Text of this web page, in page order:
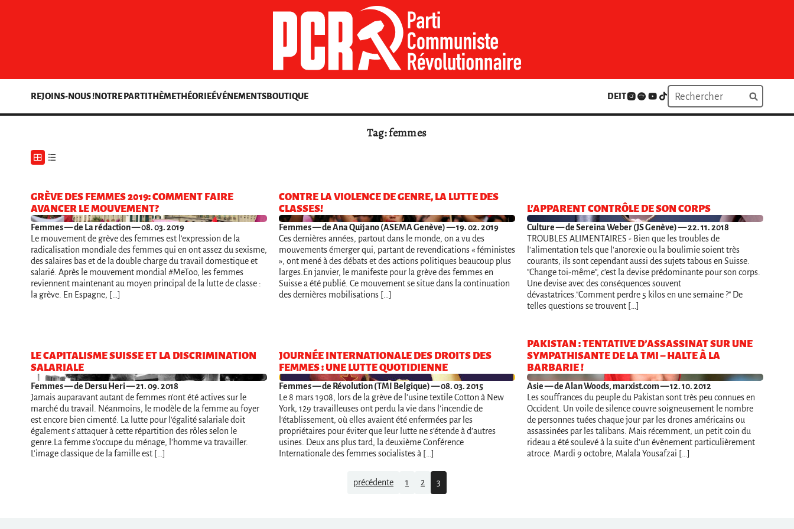
REJOINS-NOUS !NOTRE PARTITHÈMETHÉORIEÉVÉNEMENTSBOUTIQUE DEIT
Tag: femmes
GRÈVE DES FEMMES 2019: COMMENT FAIRE
AVANCER LE MOUVEMENT?
Femmes— de La rédaction — 08. 03. 2019
Le mouvement de grève des femmes est l'expression de la
radicalisation mondiale des femmes qui en ont assez du sexisme,
des salaires bas et de la double charge du travail domestique et
salarié. Après le mouvement mondial #MeToo, les femmes
reviennent maintenant au moyen principal de la lutte de classe :
la grève. En Espagne, […]
CONTRE LA VIOLENCE DE GENRE, LA LUTTE DES
CLASSES!
Femmes— de Ana Quijano (ASEMA Genève) — 19. 02. 2019
Ces dernières années, partout dans le monde, on a vu des
mouvements émerger qui, partant de revendications « féministes
», ont mené à des débats et des actions politiques beaucoup plus
larges.En janvier, le manifeste pour la grève des femmes en
Suisse a été publié. Ce mouvement se situe dans la continuation
des dernières mobilisations […]
L’APPARENT CONTRÔLE DE SON CORPS
Culture— de Sereina Weber (JS Genève) — 22. 11. 2018
TROUBLES ALIMENTAIRES - Bien que les troubles de
l'alimentation tels que l'anorexie ou la boulimie soient très
courants, ils sont cependant aussi des sujets tabous en Suisse.
"Change toi-même", c'est la devise prédominante pour son corps.
Une devise avec des conséquences souvent
dévastatrices."Comment perdre 5 kilos en une semaine ?" De
telles questions se trouvent […]
LE CAPITALISME SUISSE ET LA DISCRIMINATION
SALARIALE
Femmes— de Dersu Heri — 21. 09. 2018
Jamais auparavant autant de femmes n'ont été actives sur le
marché du travail. Néanmoins, le modèle de la femme au foyer
est encore bien cimenté. La lutte pour l'égalité salariale doit
également s'attaquer à cette répartition des rôles selon le
genre.La femme s'occupe du ménage, l'homme va travailler.
L'image classique de la famille est […]
JOURNÉE INTERNATIONALE DES DROITS DES
FEMMES : UNE LUTTE QUOTIDIENNE
Femmes— de Révolution (TMI Belgique) — 08. 03. 2015
Le 8 mars 1908, lors de la grève de l’usine textile Cotton à New
York, 129 travailleuses ont perdu la vie dans l’incendie de
l’établissement, où elles avaient été enfermées par les
propriétaires pour éviter que leur lutte ne s’étende à d’autres
usines. Deux ans plus tard, la deuxième Conférence
Internationale des femmes socialistes à […]
PAKISTAN : TENTATIVE D’ASSASSINAT SUR UNE
SYMPATHISANTE DE LA TMI – HALTE À LA
BARBARIE !
Asie— de Alan Woods, marxist.com — 12. 10. 2012
Les souffrances du peuple du Pakistan sont très peu connues en
Occident. Un voile de silence couvre soigneusement le nombre
de personnes tuées chaque jour par les drones américains ou
assassinées par les talibans. Mais récemment, un petit coin du
rideau a été soulevé à la suite d’un évènement particulièrement
atroce. Mardi 9 octobre, Malala Yousafzai […]
précédente 1 2 3